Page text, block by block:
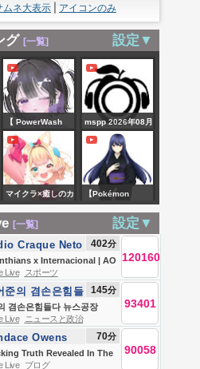
ムネ大表示 アイコンのみ
グ [一覧] 設定▼
【 PowerWash
Simulator 2 #1 】
雑談しながらまっ
たりお掃除！【 #渕
丹ちや #vtuber #初
mspp 2026年08月
07日(金)
マイクラ×癒しのカ
ワボ✦初見さん
ROMさん大歓迎🐈
作業用BGMやテレ
ビでの流し見に
◎【Minecraft｜雑
談｜ASMR｜個人
VTuber｜まいく
【Pokémon
LEGENDS Z-A
#6】ランクAを目指
してストーリーを
ノルカ/Vtuber】
[一覧] 設定▼
x Internacional | AO
do Brasil 2026 | Rádio
Neto
Craque Neto 402分
120160
Live
スポーツ
겸손은힘들다 뉴스공장
월 7일 금요일 [김희교X박구
웅X이진경, 홍사훈X주진우X
이재석, 오밀희, 스포츠공장,
준의 겸손은힘들
스공장
145分
93401
Live
ニュースと政治
Truth Revealed In The
Owens 70分
90058
Live
ブログ